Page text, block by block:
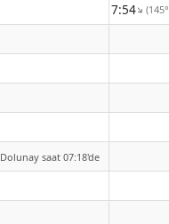
17:54↑
Dolunay saat 07:18'de